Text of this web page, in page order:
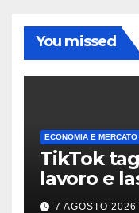
You missed
ECONOMIA E MERCATO
TikTok
lavoro e
motivi
7 AGOSTO 2026